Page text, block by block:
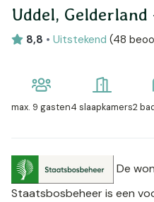
Uddel,
8,8 • Uitstekend (48
max. 9 gasten4 slaapkamers2
De
Staatsbosbeheer is een